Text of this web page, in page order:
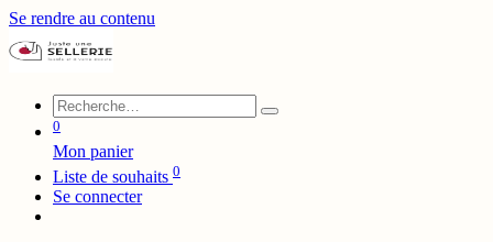
Se rendre au contenu
0
Mon panier
Liste de souhaits 0
Se connecter